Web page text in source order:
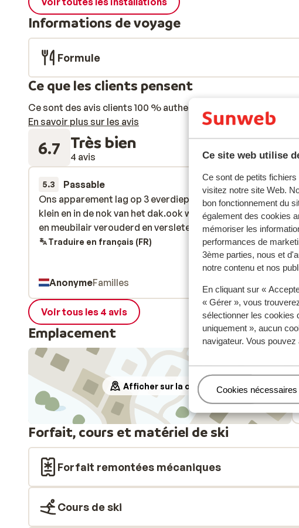
Ce site web utilise
Ce sont de petits
visitez notre site Web.
bon fonctionnement du
également des cookies
mémoriser les
performances de
3ème parties, nous et
notre contenu et nos
En cliquant sur «
« Gérer », vous
sélectionner les cookies
uniquement », aucun
navigateur. Vous
Gérer
Cookies nécessaires
Informations de voyage
Formule
Ce que les clients pensent
Ce sont des avis clients 100 % authentiques qui reflètent
En savoir plus sur les avis
6.7 Très bien
4 avis
5.3 Passable
22 mars 2025
Ons apparement lag op 3 everdiep.Terras was nok.te
klein en in de nok van het dak.ook was app hel donker
en meubilair verouderd en versleten .
Ons apparement lag op 3 everdiep.Terras was nok.te
klein en in de nok van het dak.ook was app hel donker
en meubilair verouderd en versleten .
Traduire en français (FR)
AnonymeFamilles
Voir tous les 4 avis
Emplacement
Afficher sur la carte
Forfait, cours et matériel de ski
Forfait remontées mécaniques
Cours de ski